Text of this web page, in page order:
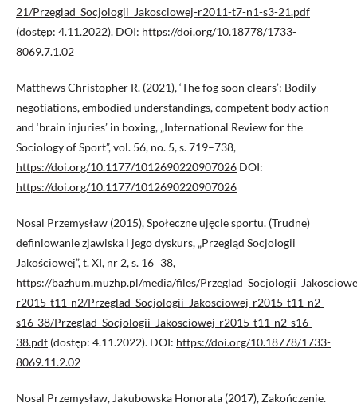
21/Przeglad_Socjologii_Jakosciowej-r2011-t7-n1-s3-21.pdf
(dostęp: 4.11.2022). DOI: https://doi.org/10.18778/1733-
8069.7.1.02
Matthews Christopher R. (2021), ‘The fog soon clears’: Bodily
negotiations, embodied understandings, competent body action
and ‘brain injuries’ in boxing, „International Review for the
Sociology of Sport”, vol. 56, no. 5, s. 719–738,
https://doi.org/10.1177/1012690220907026 DOI:
https://doi.org/10.1177/1012690220907026
Nosal Przemysław (2015), Społeczne ujęcie sportu. (Trudne)
definiowanie zjawiska i jego dyskurs, „Przegląd Socjologii
Jakościowej”, t. XI, nr 2, s. 16‒38,
https://bazhum.muzhp.pl/media/files/
r2015-t11-n2/Przeglad_Socjologii_Jakosciowej-r2015-t11-n2-
s16-38/Przeglad_Socjologii_Jakosciowej-r2015-t11-n2-s16-
38.pdf (dostęp: 4.11.2022). DOI: https://doi.org/10.18778/1733-
8069.11.2.02
Nosal Przemysław, Jakubowska Honorata (2017), Zakończenie.